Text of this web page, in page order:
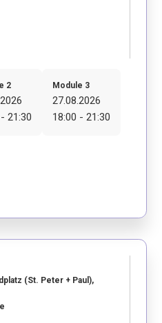
2
21:30
Module 3
27.08.2026
18:00 - 21:30
(St. Peter + Paul),